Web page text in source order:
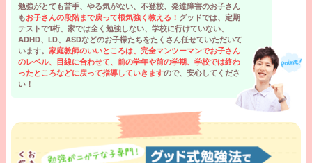
勉強がとても苦手、やる気がない、不登校、発達障害のお子さん
もお子さんの段階まで戻って根気強く教える！ グッドでは、定期
テストで1桁、家では全く勉強しない、学校に行けていない、
ADHD、LD、ASDなどのお子様たちをたくさん任せていただいて
います。 家庭教師のいいところは、完全マンツーマンでお子さん
のレベル、目線に合わせて、前の学年や前の学期、学校では終わ
ったところなどに戻って指導していきますので、安心してくださ
い！